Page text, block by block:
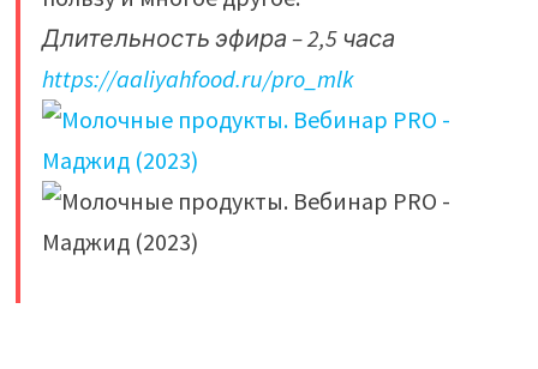
Длительность эфира – 2,5 часа
https://aaliyahfood.ru/pro_mlk